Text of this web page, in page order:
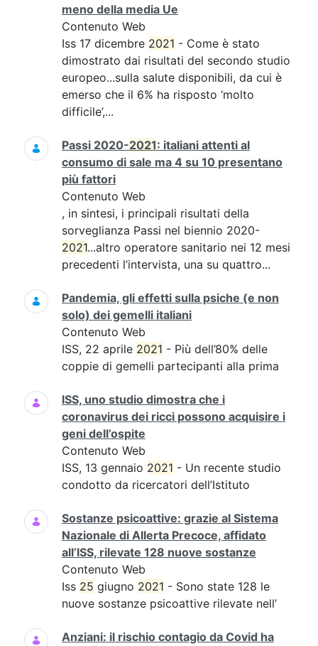
meno della media Ue
Contenuto Web
Iss 17 dicembre 2021 - Come è stato
dimostrato dai risultati del secondo studio
europeo...sulla salute disponibili, da cui è
emerso che il 6% ha risposto ‘molto
difficile’,...
Passi 2020-2021: italiani attenti al
consumo di sale ma 4 su 10 presentano
più fattori
Contenuto Web
, in sintesi, i principali risultati della
sorveglianza Passi nel biennio 2020-
2021...altro operatore sanitario nei 12 mesi
precedenti l’intervista, una su quattro...
Pandemia, gli effetti sulla psiche (e non
solo) dei gemelli italiani
Contenuto Web
ISS, 22 aprile 2021 - Più dell’80% delle
coppie di gemelli partecipanti alla prima
ISS, uno studio dimostra che i
coronavirus dei ricci possono acquisire i
geni dell’ospite
Contenuto Web
ISS, 13 gennaio 2021 - Un recente studio
condotto da ricercatori dell’Istituto
Sostanze psicoattive: grazie al Sistema
Nazionale di Allerta Precoce, affidato
all’ISS, rilevate 128 nuove sostanze
Contenuto Web
Iss 25 giugno 2021 - Sono state 128 le
nuove sostanze psicoattive rilevate nell’
Anziani: il rischio contagio da Covid ha